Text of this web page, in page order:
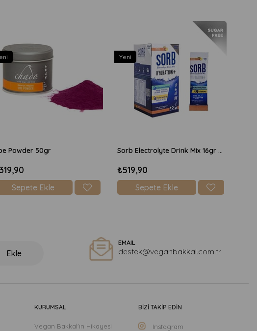
Powder 50gr
Sepete Ekle
Sorb Electrolyte Drink Mix 16gr x 10 Adet Şekersiz - Şeftali
₺519,90
Sepete Ekle
Yeni
Ekle
EMAIL
destek@veganbakkal.com.tr
KURUMSAL
Vegan Bakkal'ın Hikayesi
BİZİ TAKİP EDİN
Instagram